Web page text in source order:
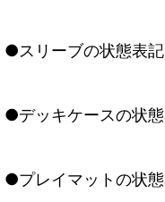
●スリーブの状態表
●デッキケースの状
●プレイマットの状